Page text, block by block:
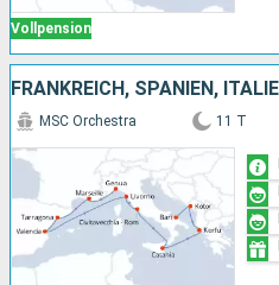
Vollpension
MSC Orchestra 11 T